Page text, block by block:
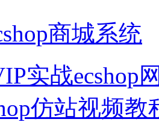
商城系统
实战ecshop
仿站视频